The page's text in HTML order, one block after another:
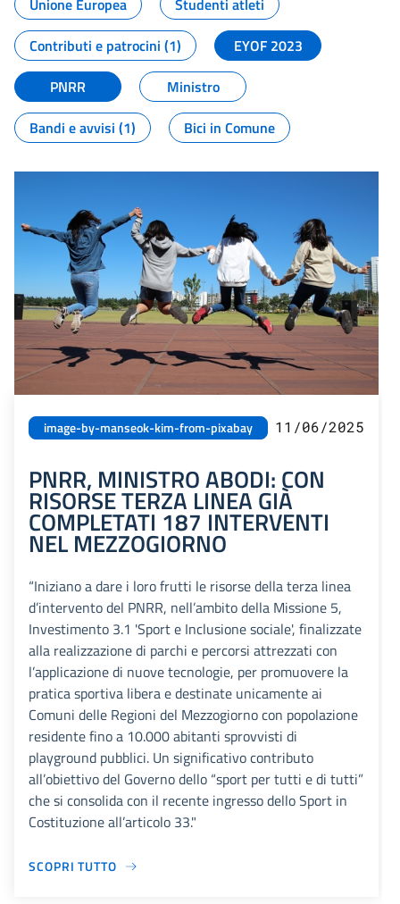
Unione Europea
Studenti atleti
Contributi e patrocini (1)
EYOF 2023
PNRR
Ministro
Bandi e avvisi (1)
Bici in Comune
image-by-manseok-kim-from-pixabay 11/06/2025
PNRR, MINISTRO ABODI: CON
RISORSE TERZA LINEA GIÀ
COMPLETATI 187 INTERVENTI
NEL MEZZOGIORNO
“Iniziano a dare i loro frutti le risorse della terza linea
d’intervento del PNRR, nell’ambito della Missione 5,
Investimento 3.1 'Sport e Inclusione sociale', finalizzate
alla realizzazione di parchi e percorsi attrezzati con
l’applicazione di nuove tecnologie, per promuovere la
pratica sportiva libera e destinate unicamente ai
Comuni delle Regioni del Mezzogiorno con popolazione
residente fino a 10.000 abitanti sprovvisti di
playground pubblici. Un significativo contributo
all’obiettivo del Governo dello “sport per tutti e di tutti”
che si consolida con il recente ingresso dello Sport in
Costituzione all’articolo 33."
SCOPRI TUTTO